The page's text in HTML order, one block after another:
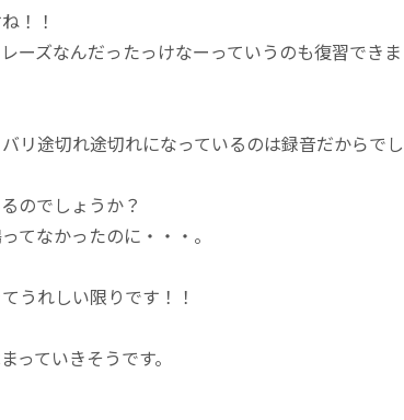
！！
ーズなんだったっけなーっていうのも復習できま
リ途切れ途切れになっているのは録音だからでし
のでしょうか？
てなかったのに・・・。
うれしい限りです！！
っていきそうです。